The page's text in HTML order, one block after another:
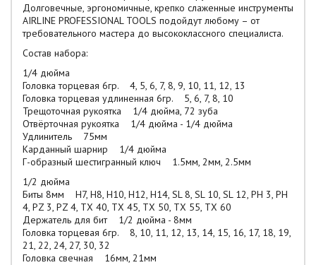
Долговечные, эргономичные, крепко слаженные инструменты
AIRLINE PROFESSIONAL TOOLS подойдут любому – от
требовательного мастера до высококлассного специалиста.
Состав набора:
1/4 дюйма
Головка торцевая 6гр. 4, 5, 6, 7, 8, 9, 10, 11, 12, 13
Головка торцевая удлиненная 6гр. 5, 6, 7, 8, 10
Трещоточная рукоятка 1/4 дюйма, 72 зуба
Отвёрточная рукоятка 1/4 дюйма - 1/4 дюйма
Удлинитель 75мм
Карданный шарнир 1/4 дюйма
Г-образный шестигранный ключ 1.5мм, 2мм, 2.5мм
1/2 дюйма
Биты 8мм H7, H8, H10, H12, H14, SL 8, SL 10, SL 12, PH 3, PH
4, PZ 3, PZ 4, TX 40, TX 45, TX 50, TX 55, TX 60
Держатель для бит 1/2 дюйма - 8мм
Головка торцевая 6гр. 8, 10, 11, 12, 13, 14, 15, 16, 17, 18, 19,
21, 22, 24, 27, 30, 32
Головка свечная 16мм, 21мм